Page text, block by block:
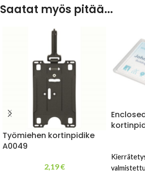
Saatat myös pitää...
Työmiehen kortinpidike
A0049
2,19€